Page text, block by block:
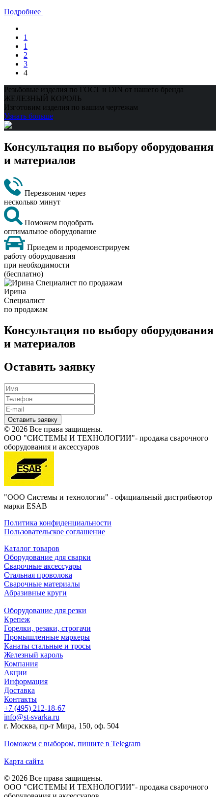
Подробнее
1
1
2
3
4
Резьбовые изделия по ГОСТ и DIN от нашего бренда
ЖЕЛЕЗНЫЙ КОРОЛЬ
Изготовим изделия по вашим чертежам
Узнать больше
Консультация по выбору оборудования
и материалов
Перезвоним через
несколько минут
Поможем подобрать
оптимальное оборудование
Приедем и продемонстрируем
работу оборудования
при необходимости
(бесплатно)
Ирина
Специалист
по продажам
Консультация по выбору оборудования
и материалов
Оставить заявку
Оставить заявку
© 2026 Все права защищены.
ООО "СИСТЕМЫ И ТЕХНОЛОГИИ"- продажа сварочного
оборудования и аксессуаров
"ООО Системы и технологии" - официальный дистрибьютор
марки ESAB
Политика конфиденциальности
Пользовательское соглашение
Каталог товаров
Оборудование для сварки
Сварочные аксессуары
Стальная проволока
Сварочные материалы
Абразивные круги
Оборудование для резки
Крепеж
Горелки, резаки, строгачи
Промышленные маркеры
Канаты стальные и тросы
Железный кароль
Компания
Акции
Информация
Доставка
Контакты
+7 (495) 212-18-67
info@st-svarka.ru
г. Москва, пр-т Мира, 150, оф. 504
Поможем с выбором, пишите в Telegram
Карта сайта
© 2026 Все права защищены.
ООО "СИСТЕМЫ И ТЕХНОЛОГИИ"- продажа сварочного